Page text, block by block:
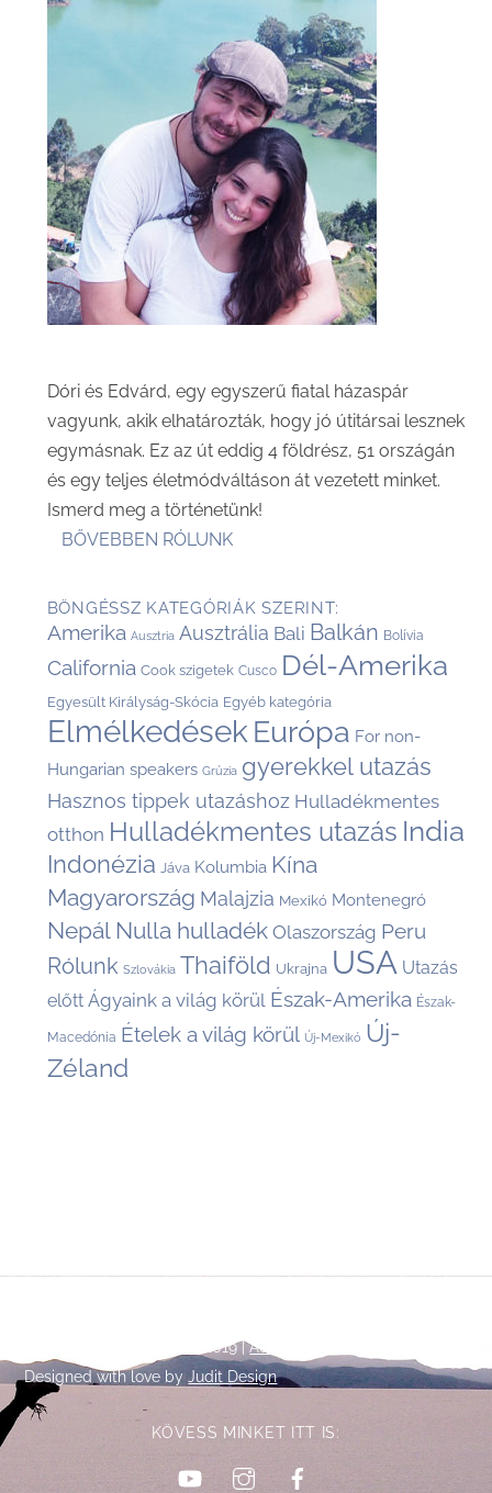
Dóri és Edvárd, egy egyszerű fiatal házaspár
vagyunk, akik elhatározták, hogy jó útitársai lesznek
egymásnak. Ez az út eddig 4 földrész, 51 országán
és egy teljes életmódváltáson át vezetett minket.
Ismerd meg a történetünk!
BŐVEBBEN RÓLUNK
BÖNGÉSSZ KATEGÓRIÁK SZERINT:
Amerika Ausztria Ausztrália Bali Balkán Bolívia
California Cook szigetek Cusco Dél-Amerika
Egyesült Királyság-Skócia Egyéb kategória
Elmélkedések Európa For non-
Hungarian speakers Grúzia gyerekkel utazás
Hasznos tippek utazáshoz Hulladékmentes
otthon Hulladékmentes utazás India
Indonézia Jáva Kolumbia Kína
Magyarország Malajzia Mexikó Montenegró
Nepál Nulla hulladék Olaszország Peru
Rólunk Szlovákia Thaiföld Ukrajna USA Utazás
előtt Ágyaink a világ körül Észak-Amerika Észak-
Macedónia Ételek a világ körül Új-Mexikó Új-
Zéland
To
2019 |Adatkezelési tájékoztató
Designed with love byJudit Design
KÖVESS MINKET ITT IS:
YouTubeInstagram